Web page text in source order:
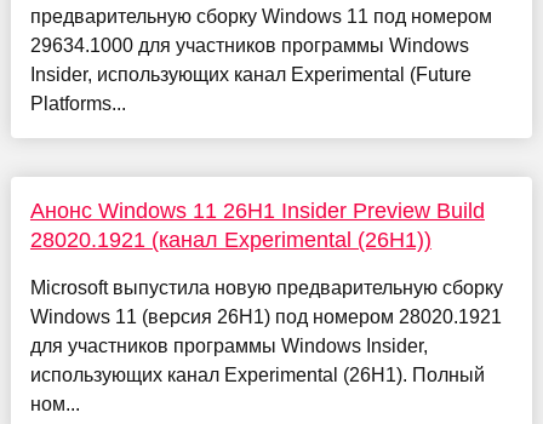
предварительную сборку Windows 11 под номером
29634.1000 для участников программы Windows
Insider, использующих канал Experimental (Future
Platforms...
Анонс Windows 11 26H1 Insider Preview Build
28020.1921 (канал Experimental (26H1))
Microsoft выпустила новую предварительную сборку
Windows 11 (версия 26H1) под номером 28020.1921
для участников программы Windows Insider,
использующих канал Experimental (26H1). Полный
ном...